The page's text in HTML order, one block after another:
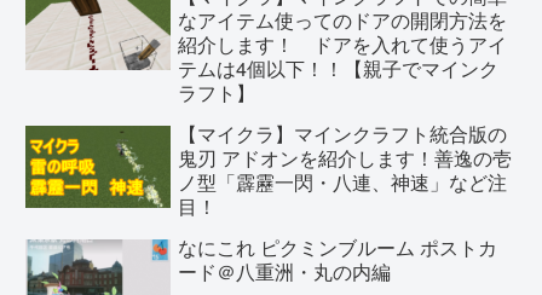
なアイテム使ってのドアの開閉方法を
紹介します！ ドアを入れて使うアイ
テムは4個以下！！【親子でマインク
ラフト】
【マイクラ】マインクラフト統合版の
鬼刃 アドオンを紹介します！善逸の壱
ノ型「霹靂一閃・八連、神速」など注
目！
なにこれ ピクミンブルーム ポストカ
ード＠八重洲・丸の内編